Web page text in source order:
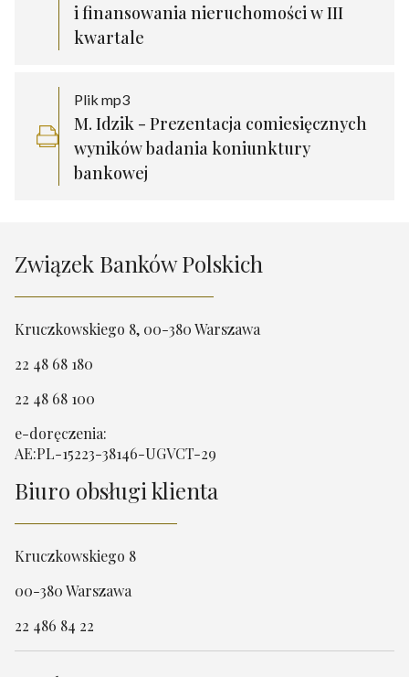
i finansowania nieruchomości w III
kwartale
Plik mp3
M. Idzik - Prezentacja comiesięcznych
wyników badania koniunktury
bankowej
Związek Banków Polskich
Kruczkowskiego 8, 00-380 Warszawa
22 48 68 180
22 48 68 100
e-doręczenia:
AE:PL-15223-38146-UGVCT-29
Biuro obsługi klienta
Kruczkowskiego 8
00-380 Warszawa
22 486 84 22